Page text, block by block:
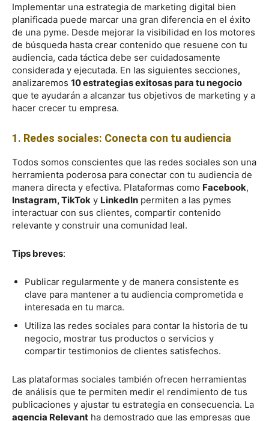
Implementar una estrategia de marketing digital bien
planificada puede marcar una gran diferencia en el éxito
de una pyme. Desde mejorar la visibilidad en los motores
de búsqueda hasta crear contenido que resuene con tu
audiencia, cada táctica debe ser cuidadosamente
considerada y ejecutada. En las siguientes secciones,
analizaremos 10 estrategias exitosas para tu negocio
que te ayudarán a alcanzar tus objetivos de marketing y a
hacer crecer tu empresa.
1. Redes sociales: Conecta con tu audiencia
Todos somos conscientes que las redes sociales son una
herramienta poderosa para conectar con tu audiencia de
manera directa y efectiva. Plataformas como Facebook,
Instagram, TikTok y LinkedIn permiten a las pymes
interactuar con sus clientes, compartir contenido
relevante y construir una comunidad leal.
Tips breves:
Publicar regularmente y de manera consistente es
clave para mantener a tu audiencia comprometida e
interesada en tu marca.
Utiliza las redes sociales para contar la historia de tu
negocio, mostrar tus productos o servicios y
compartir testimonios de clientes satisfechos.
Las plataformas sociales también ofrecen herramientas
de análisis que te permiten medir el rendimiento de tus
publicaciones y ajustar tu estrategia en consecuencia. La
agencia Relevant ha demostrado que las empresas que